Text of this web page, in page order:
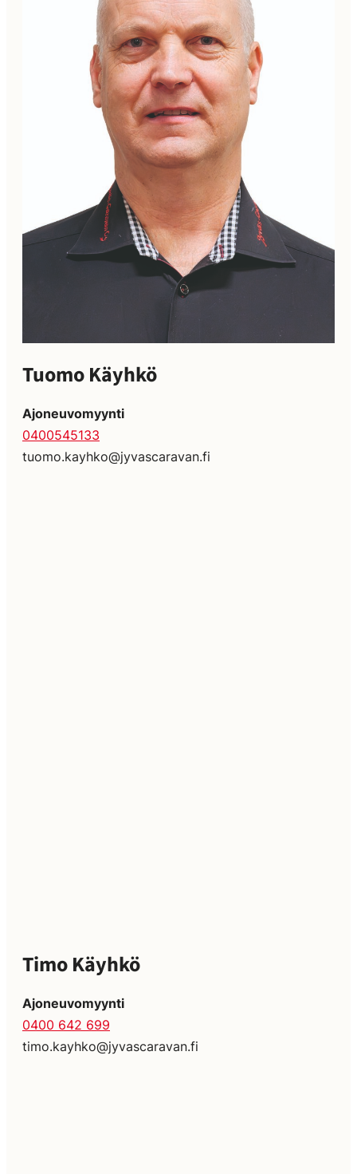
Tuomo Käyhkö
Ajoneuvomyynti
0400545133
tuomo.kayhko@jyvascaravan.fi
Timo Käyhkö
Ajoneuvomyynti
0400 642 699
timo.kayhko@jyvascaravan.fi